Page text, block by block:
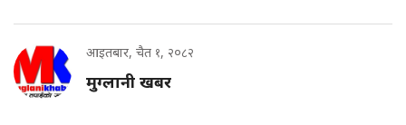
आइतबार, चैत १, २०८२
मुग्लानी खबर